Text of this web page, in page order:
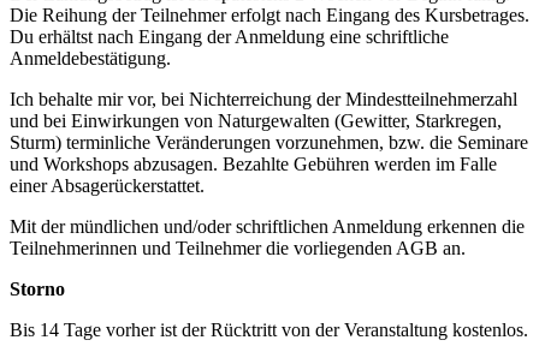
Die Reihung der Teilnehmer erfolgt nach Eingang des Kursbetrages.
Du erhältst nach Eingang der Anmeldung eine schriftliche
Anmeldebestätigung.
Ich behalte mir vor, bei Nichterreichung der Mindestteilnehmerzahl
und bei Einwirkungen von Naturgewalten (Gewitter, Starkregen,
Sturm) terminliche Veränderungen vorzunehmen, bzw. die Seminare
und Workshops abzusagen. Bezahlte Gebühren werden im Falle
einer Absagerückerstattet.
Mit der mündlichen und/oder schriftlichen Anmeldung erkennen die
Teilnehmerinnen und Teilnehmer die vorliegenden AGB an.
Storno
Bis 14 Tage vorher ist der Rücktritt von der Veranstaltung kostenlos.